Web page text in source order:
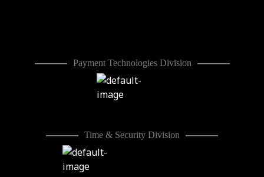
Payment Technologies Division
Time & Security Division